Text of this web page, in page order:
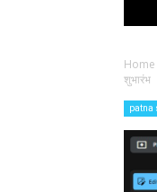
Home
शुभारंभ
patna